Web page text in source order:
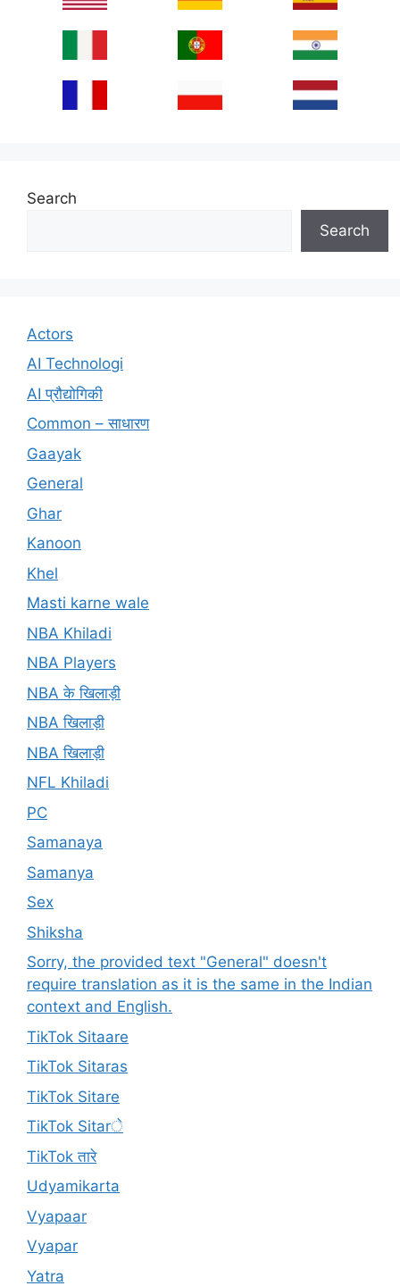
Search
Search
Actors
AI Technologi
AI प्रौद्योगिकी
Common – साधारण
Gaayak
General
Ghar
Kanoon
Khel
Masti karne wale
NBA Khiladi
NBA Players
NBA के खिलाड़ी
NBA खिलाड़ी
NBA खिलाड़ी
NFL Khiladi
PC
Samanaya
Samanya
Sex
Shiksha
Sorry, the provided text "General" doesn't
require translation as it is the same in the Indian
context and English.
TikTok Sitaare
TikTok Sitaras
TikTok Sitare
TikTok Sitarे
TikTok तारे
Udyamikarta
Vyapaar
Vyapar
Yatra